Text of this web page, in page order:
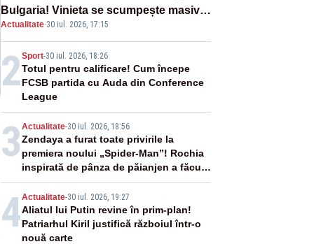
Bulgaria! Vinieta se scumpește masiv
de la 1 august
Actualitate·30 iul. 2026, 17:15
2Sport-30 iul. 2026, 18:26
Totul pentru calificare! Cum începe
FCSB partida cu Auda din Conference
League
3 Actualitate-30 iul. 2026, 18:56
Zendaya a furat toate privirile la
premiera noului „Spider-Man”! Rochia
inspirată de pânza de păianjen a făcut
senzație
4Actualitate-30 iul. 2026, 19:27
Aliatul lui Putin revine în prim-plan!
Patriarhul Kiril justifică războiul într-o
nouă carte